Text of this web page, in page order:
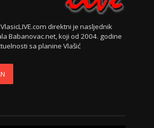
direktni je nasljednik
Babanovac.net, koji od 2004. godine
sa planine Vlašić